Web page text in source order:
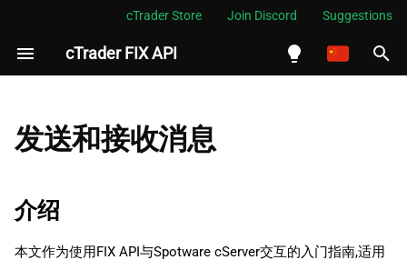
cTrader Store Join Discord Suggestions
cTrader FIX API
正
初
搜
索
介绍
FIX通信概述
发送和接收消息
介绍
本文作为使用FIX API与Spotware cServer交互的入门指南,适用